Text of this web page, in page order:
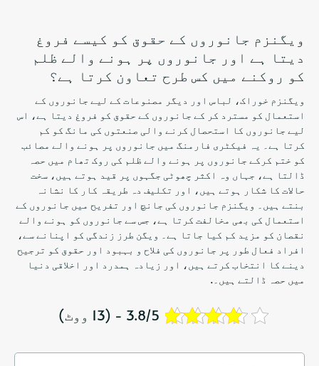
ویگنزم جانوروں کے حقوق کو کیسے فروغ
دیتا ہے اور جانوروں پر ہونے والے ظلم
کو روکنے میں کس طرح تعاون کرتا ہے؟
ویگنزم خوراک، لباس اور دیگر مصنوعات کے لیے جانوروں کے
استعمال کو مسترد کر کے جانوروں کے حقوق کو فروغ دیتا ہے، اس
لیے جانوروں کا استحصال کرنے والی صنعتوں کی مانگ کو کم
کرتا ہے۔ یہ فیکٹری فارمنگ میں جانوروں پر ہونے والے مصائب
کو ختم کرکے جانوروں پر ہونے والے ظلم کی روک تھام میں حصہ
ڈالتا ہے، جہاں وہ اکثر چھوٹی جگہوں پر قید ہوتے ہیں، سخت
حالات کا شکار ہوتے ہیں، اور تکلیف دہ طریقہ کار کا نشانہ
بنتے ہیں۔ ویگنزم جانوروں کی جانچ اور تفریح ​​میں جانوروں کے
استعمال کی بھی مخالفت کرتا ہے، جس سے جانوروں کو ہونے والے
نقصان کو مزید کم کیا جاتا ہے۔ ویگن طرز زندگی کو اپنانے سے،
افراد فعال طور پر جانوروں کی فلاح و بہبود اور حقوق کو ترجیح
دینے کا انتخاب کرتے ہیں، اور زیادہ ہمدرد اور اخلاقی دنیا
میں حصہ ڈالتے ہیں۔.
3.8/5 - (13 ووٹ)